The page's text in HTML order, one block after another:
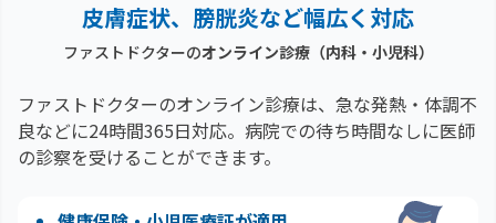
皮膚症状、膀胱炎など幅広く対応
ファストドクターのオンライン診療（内科・小児科）
ファストドクターのオンライン診療は、急な発熱・体調不
良などに24時間365日対応。 病院での待ち時間なしに医師
の診察を受けることができます。